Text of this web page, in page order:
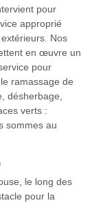
pour
approprié
Nos
en œuvre un
pour
ramassage de
désherbage,
verts :
sommes au
le long des
pour la